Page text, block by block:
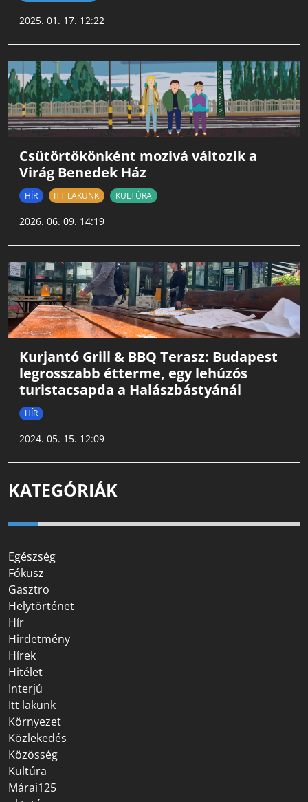
2025. 01. 17. 12:22
Csütörtökönként mozivá változik a
Virág Benedek Ház
HÍR ITT LAKUNK KULTÚRA
2026. 06. 09. 14:19
Kurjantó Grill & BBQ Terasz: Budapest
legrosszabb étterme, egy lehúzós
turistacsapda a Halászbástyánál
HÍR
2024. 05. 15. 12:09
KATEGÓRIÁK
Egészség
Fókusz
Gasztro
Helytörténet
Hír
Hirdetmény
Hírek
Hitélet
Interjú
Itt lakunk
Környezet
Közlekedés
Közösség
Kultúra
Márai125